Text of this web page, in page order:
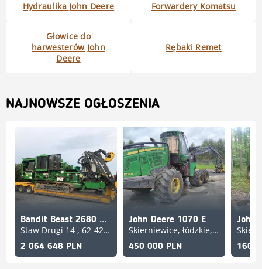
Hydraulika John Deere Forwardery Komatsu
Głowice do
harwesterów John
Deere
Rębaki Remet
NAJNOWSZE OGŁOSZENIA
Bandit Beast 2680 XP Track
Staw Drugi 14 , 62-420 Strzałkowo, wielkopolskie, PL
2 064 648 PLN
John Deere 1070 E
Skierniewice, łódzkie, PL
450 000 PLN
John
160